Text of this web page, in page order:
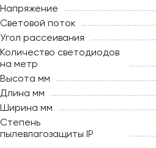
Напряжение
Световой поток
Угол рассеивания
Количество светодиодов
на метр
Высота мм
Длина мм
Ширина мм
Степень
пылевлагозащиты IP